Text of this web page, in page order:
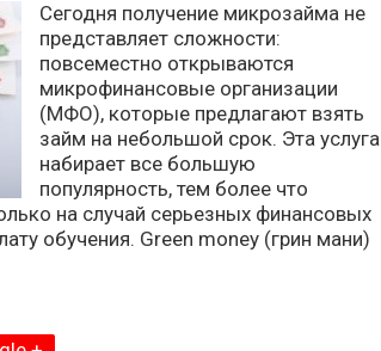
Сегодня получение микрозайма не
представляет сложности:
повсеместно открываются
микрофинансовые организации
(МФО), которые предлагают взять
займ на небольшой срок. Эта услуга
набирает все большую
популярность, тем более что
на случай серьезных финансовых
обучения. Green money (грин мани)